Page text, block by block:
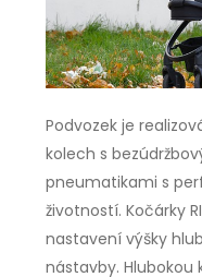
Podvozek je
kolech s
pneumatikami s
životností. Kočárky
nastavení výšky
nástavby.